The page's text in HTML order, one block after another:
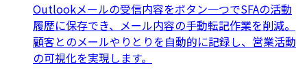
Outlookメールの受信内容をボタン一つでSFAの活動
履歴に保存でき、メール内容の手動転記作業を削減。
顧客とのメールやりとりを自動的に記録し、営業活動
の可視化を実現します。